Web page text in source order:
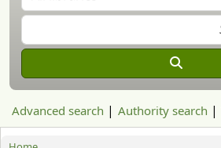
Advanced search Authority search